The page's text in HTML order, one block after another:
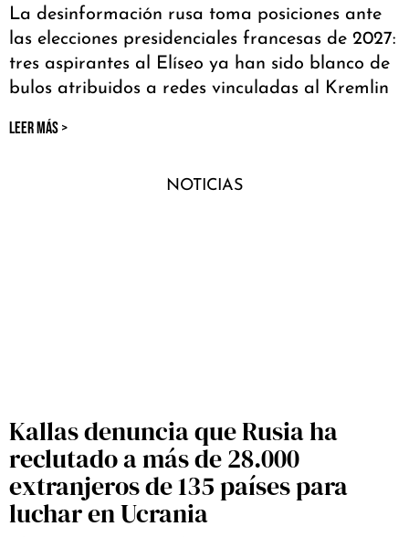
La desinformación rusa toma posiciones ante
las elecciones presidenciales francesas de 2027:
tres aspirantes al Elíseo ya han sido blanco de
bulos atribuidos a redes vinculadas al Kremlin
LEER MÁS >
NOTICIAS
Kallas denuncia que Rusia ha
reclutado a más de 28.000
extranjeros de 135 países para
luchar en Ucrania